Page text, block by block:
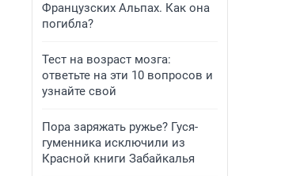
Французских Альпах. Как она
погибла?
Тест на возраст мозга:
ответьте на эти 10 вопросов и
узнайте свой
Пора заряжать ружье? Гуся-
гуменника исключили из
Красной книги Забайкалья